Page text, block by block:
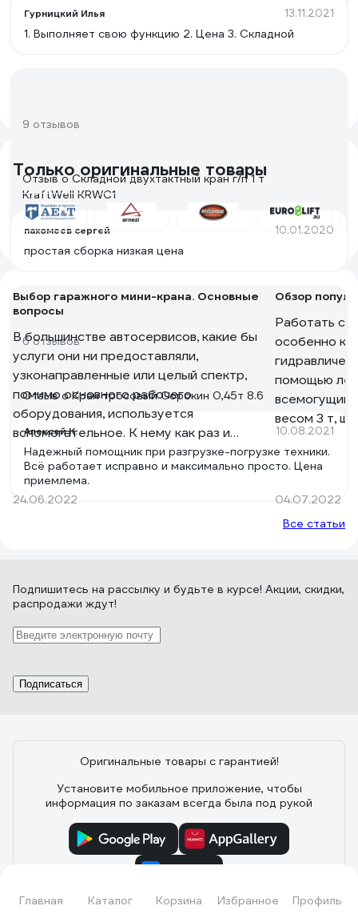
Главная Каталог Корзина Избранное Профиль
Гурницкий Илья 13.11.2021
1. Выполняет свою функцию 2. Цена 3. Складной
9 отзывов
Отзыв о Складной двухтактный кран г/п 1 т
KraftWell KRWC1
пахомеев сергей 10.01.2020
простая сборка низкая цена
6 отзывов
Отзыв о Кран тросовый Сорокин 0,45т 8.6
Алексей К. 10.08.2021
Надежный помощник при разгрузке-погрузке техники.
Всё работает исправно и максимально просто. Цена
приемлема.
Только оригинальные товары
Все статьи
Выбор гаражного мини-крана. Основные
вопросы
В большинстве автосервисов, какие бы
услуги они ни предоставляли,
узконаправленные или целый спектр,
помимо основного рабочего
оборудования, используется
вспомогательное. К нему как раз и
относятся мини-краны. Без них не
обойтись, когда необходимо провести
демонтаж или установку двигателя,
задачами даже одному.
24.06.2022
Обзор
Работать с
особенно
помощью
весом 3 т,
смеха, если
просто
или
куплен.
04.07.2022
Подпишитесь на рассылку и будьте в курсе! Акции, скидки,
распродажи ждут!
Подписаться
Оригинальные товары с гарантией!
Установите мобильное приложение, чтобы
информация по заказам всегда была под рукой